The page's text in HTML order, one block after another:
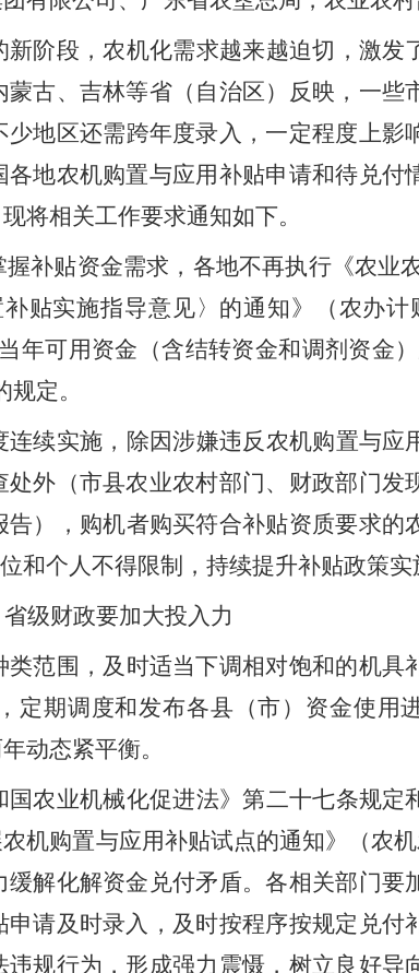
阶段，农机化需求越来越迫切 ， 激发
蒙古、吉林等省 （ 自治区） 反映 ， 一些
少地区还需跨年度录入，一定程度上影
地农机购置与应用补贴申请和待兑付
现将相关工作要求通知如下。
补贴资金需求，各地不再执行《农业
贴实施指导意见〉的通知》 （农办计
年可用资金 （含结转资金和调剂资金）
规定。
续实施，除因涉嫌违反农机购置与应
处外 （市县农业农村部门、财政部门发
告）， 购机者购买符合补贴资质要求的
和个人不得限制 ， 持续提升补贴政策实
省级财政要加大投入力
类范围 ， 及时适当下调相对饱和的机具
， 定期调度和发布各县 （市） 资金使用
动态紧平衡。
农业机械化促进法》第二十七条规定
机购置与应用补贴试点的通知》
（农
解化解资金兑付矛盾。各相关部门要
请及时录入，及时按程序按规定兑付
规行为，形成强力震慑 ， 树立良好导